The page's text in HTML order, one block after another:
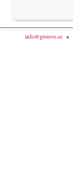
info@groove.se